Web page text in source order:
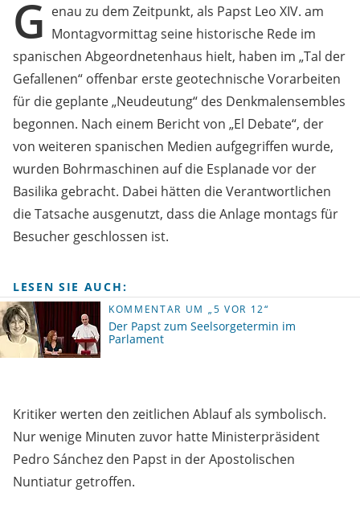
G enau zu dem Zeitpunkt, als Papst Leo XIV. am
Montagvormittag seine historische Rede im
spanischen Abgeordnetenhaus hielt, haben im „Tal der
Gefallenen“ offenbar erste geotechnische Vorarbeiten
für die geplante „Neudeutung“ des Denkmalensembles
begonnen. Nach einem Bericht von „El Debate“, der
von weiteren spanischen Medien aufgegriffen wurde,
wurden Bohrmaschinen auf die Esplanade vor der
Basilika gebracht. Dabei hätten die Verantwortlichen
die Tatsache ausgenutzt, dass die Anlage montags für
Besucher geschlossen ist.
LESEN SIE AUCH:
KOMMENTAR UM „5 VOR 12“
Der Papst zum Seelsorgetermin im
Parlament
Kritiker werten den zeitlichen Ablauf als symbolisch.
Nur wenige Minuten zuvor hatte Ministerpräsident
Pedro Sánchez den Papst in der Apostolischen
Nuntiatur getroffen.